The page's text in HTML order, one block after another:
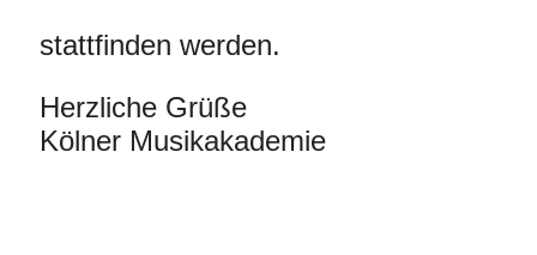
stattfinden werden.
Herzliche Grüße
Kölner Musikakademie